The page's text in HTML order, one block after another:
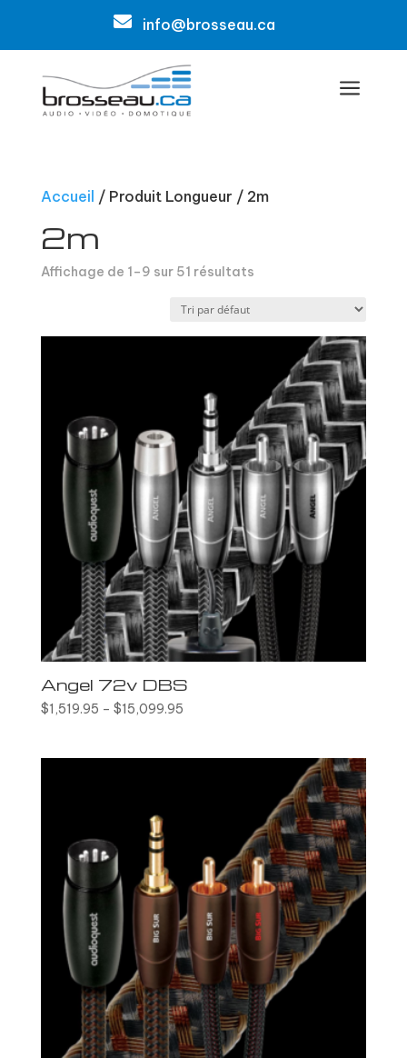
 info@brosseau.ca
a
Accueil / Produit Longueur / 2m
2m
Affichage de 1–9 sur 51 résultats
Angel 72v DBS
$1,519.95 – $15,099.95